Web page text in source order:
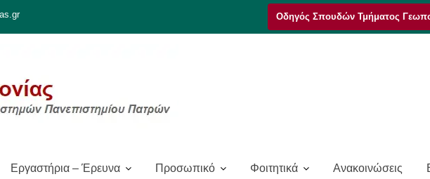
Οδηγός Σπουδών Τμήματος
Εργαστήρια – Έρευνα Προσωπικό Φοιτητικά Ανακοινώσεις